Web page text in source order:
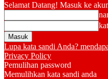
Selamat Datang! Masuk ke
Lupa kata sandi Anda?
Privacy Policy
Pemulihan password
Memulihkan kata sandi anda